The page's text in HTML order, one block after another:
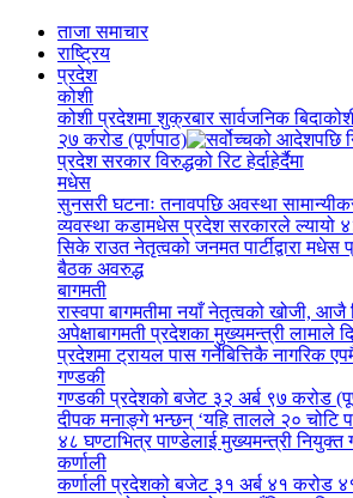
ताजा समाचार
राष्ट्रिय
प्रदेश
कोशी
कोशी प्रदेशमा शुक्रबार सार्वजनिक बिदा
२७ करोड (पूर्णपाठ)
प्रदेश सरकार विरुद्धको रिट हेर्दाहेर्दैमा
मधेस
सुनसरी घटनाः तनावपछि अवस्था
व्यवस्था कडामधेस प्रदेश सरकारले ल्यायो
सिके राउत नेतृत्वको जनमत पार्टीद्वारा मधेस
बैठक अवरुद्ध
बागमती
रास्वपा बागमतीमा नयाँ नेतृत्वको खोजी, आजै
अपेक्षाबागमती प्रदेशका मुख्यमन्त्री लामाले
प्रदेशमा ट्रायल पास गर्नेबित्तिकै नागरिक
गण्डकी
गण्डकी प्रदेशको बजेट ३२ अर्ब ९७ करोड
दीपक मनाङ्गे भन्छन् ‘यहि तालले २० चोटि
४८ घण्टाभित्र पाण्डेलाई मुख्यमन्त्री नियुक्त
कर्णाली
कर्णाली प्रदेशको बजेट ३१ अर्ब ४१ करोड